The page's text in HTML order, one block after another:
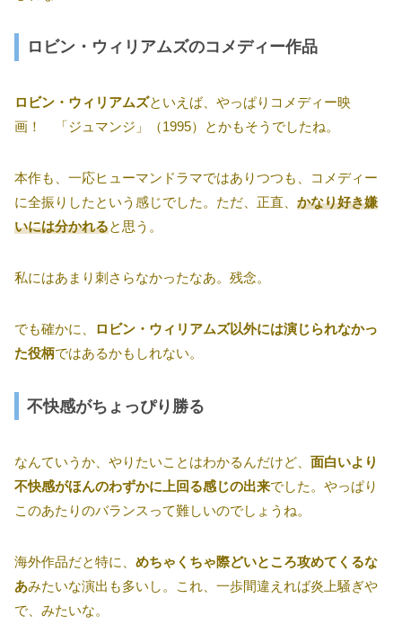
ロビン・ウィリアムズのコメディー作品
ロビン・ウィリアムズといえば、やっぱりコメディー映
画！ 「ジュマンジ」（1995）とかもそうでしたね。
本作も、一応ヒューマンドラマではありつつも、コメディー
に全振りしたという感じでした。ただ、正直、 かなり好き嫌
いには分かれると思う。
私にはあまり刺さらなかったなあ。残念。
でも確かに、
ロビン・ウィリアムズ以外には演じられなかっ
た役柄ではあるかもしれない。
不快感がちょっぴり勝る
なんていうか、やりたいことはわかるんだけど、 面白いより
不快感がほんのわずかに上回る感じの出来でした。やっぱり
このあたりのバランスって難しいのでしょうね。
海外作品だと特に、 めちゃくちゃ際どいところ攻めてくるな
あみたいな演出も多いし。これ、一歩間違えれば炎上騒ぎや
で、みたいな。